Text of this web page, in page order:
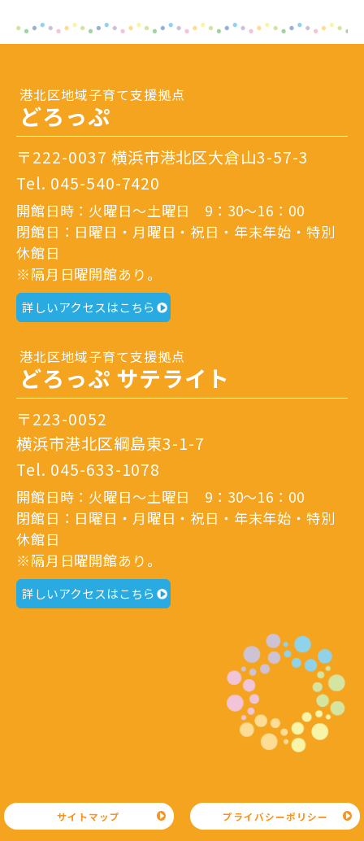
港北区地域子育て支援拠点
どろっぷ
〒222-0037 横浜市港北区大倉山3-57-3
Tel. 045-540-7420
開館日時：火曜日～土曜日 9：30～16：00
閉館日：日曜日・月曜日・祝日・年末年始・特別
休館日
※隔月日曜開館あり。
詳しいアクセスはこちら
港北区地域子育て支援拠点
どろっぷ サテライト
〒223-0052
横浜市港北区綱島東3-1-7
Tel. 045-633-1078
開館日時：火曜日～土曜日 9：30～16：00
閉館日：日曜日・月曜日・祝日・年末年始・特別
休館日
※隔月日曜開館あり。
詳しいアクセスはこちら
サイトマップ プライバシーポリシー